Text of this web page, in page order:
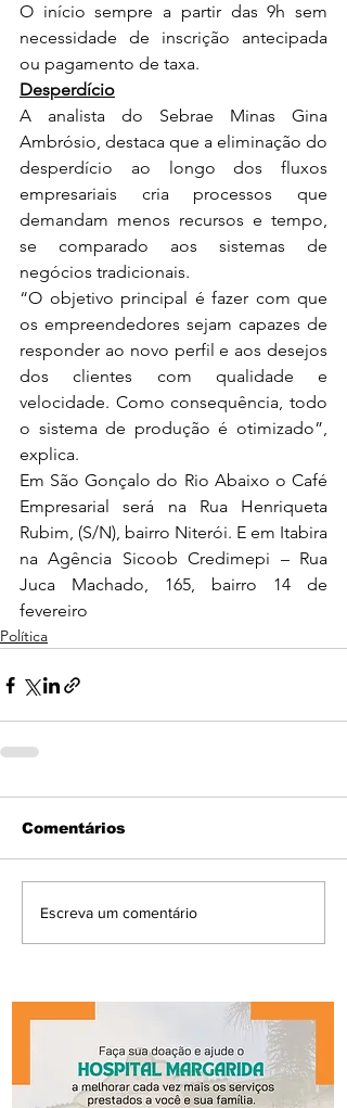
O início sempre a partir das 9h sem
necessidade de inscrição antecipada
ou pagamento de taxa.
Desperdício
A analista do Sebrae Minas Gina
Ambrósio, destaca que a eliminação do
desperdício ao longo dos fluxos
empresariais cria processos que
demandam menos recursos e tempo,
se comparado aos sistemas de
negócios tradicionais.
“O objetivo principal é fazer com que
os empreendedores sejam capazes de
responder ao novo perfil e aos desejos
dos clientes com qualidade e
velocidade. Como consequência, todo
o sistema de produção é otimizado”,
explica.
Em São Gonçalo do Rio Abaixo o Café
Empresarial será na Rua Henriqueta
Rubim, (S/N), bairro Niterói. E em Itabira
na Agência Sicoob Credimepi – Rua
Juca Machado, 165, bairro 14 de
fevereiro
Política
Comentários
Escreva um comentário